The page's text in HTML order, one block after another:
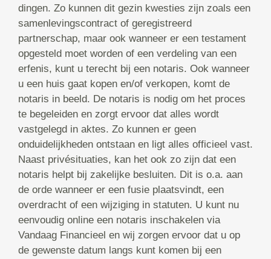
dingen. Zo kunnen dit gezin kwesties zijn zoals een
samenlevingscontract of geregistreerd
partnerschap, maar ook wanneer er een testament
opgesteld moet worden of een verdeling van een
erfenis, kunt u terecht bij een notaris. Ook wanneer
u een huis gaat kopen en/of verkopen, komt de
notaris in beeld. De notaris is nodig om het proces
te begeleiden en zorgt ervoor dat alles wordt
vastgelegd in aktes. Zo kunnen er geen
onduidelijkheden ontstaan en ligt alles officieel vast.
Naast privésituaties, kan het ook zo zijn dat een
notaris helpt bij zakelijke besluiten. Dit is o.a. aan
de orde wanneer er een fusie plaatsvindt, een
overdracht of een wijziging in statuten. U kunt nu
eenvoudig online een notaris inschakelen via
Vandaag Financieel en wij zorgen ervoor dat u op
de gewenste datum langs kunt komen bij een